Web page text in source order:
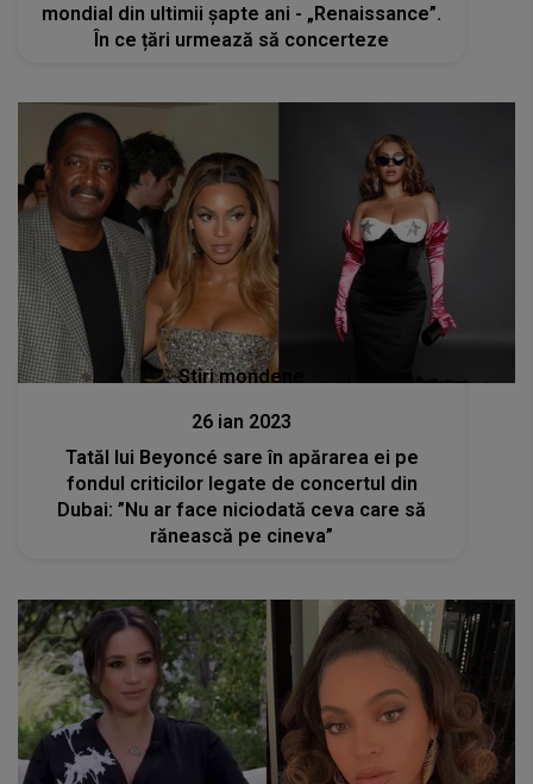
mondial din ultimii șapte ani - „Renaissance”.
În ce țări urmează să concerteze
Stiri mondene
26 ian 2023
Tatăl lui Beyoncé sare în apărarea ei pe
fondul criticilor legate de concertul din
Dubai: ”Nu ar face niciodată ceva care să
rănească pe cineva”